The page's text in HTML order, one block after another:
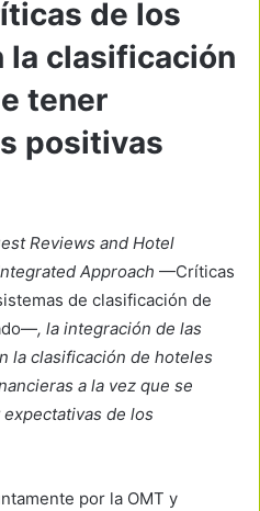
de los
la clasificación
tener
positivas
Reviews and Hotel
Approach —Críticas
de clasificación de
, la integración de las
la clasificación de hoteles
a la vez que se
de los
por la OMT y